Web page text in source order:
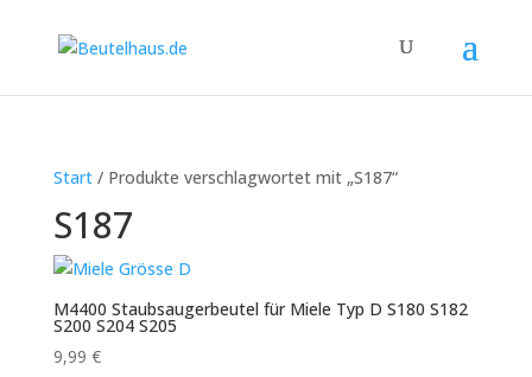
Start/ Produkte verschlagwortet mit „S187“
S187
M4400 Staubsaugerbeutel für Miele Typ D S180 S182
S200 S204 S205
9,99 €